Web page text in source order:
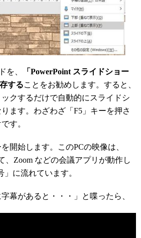
を、
「PowerPoint スライドショー
することをお勧めします。すると、
クするだけで自動的にスライドシ
ます。わざわざ「F5」キーを押さ
す。
開始します。このPCの映像は、
、Zoom などの会議アプリが動作し
に流れています。
幕があると・・・」と喋ったら、